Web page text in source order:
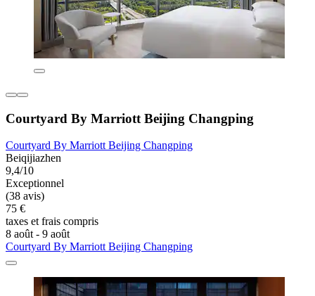
Courtyard By Marriott Beijing Changping
Courtyard By Marriott Beijing Changping
Beiqijiazhen
9,4/10
Exceptionnel
(38 avis)
75 €
taxes et frais compris
8 août - 9 août
Courtyard By Marriott Beijing Changping